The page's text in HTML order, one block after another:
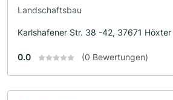
Landschaftsbau
Karlshafener Str. 38 -42, 37671 Höxter
0.0 (0 Bewertungen)